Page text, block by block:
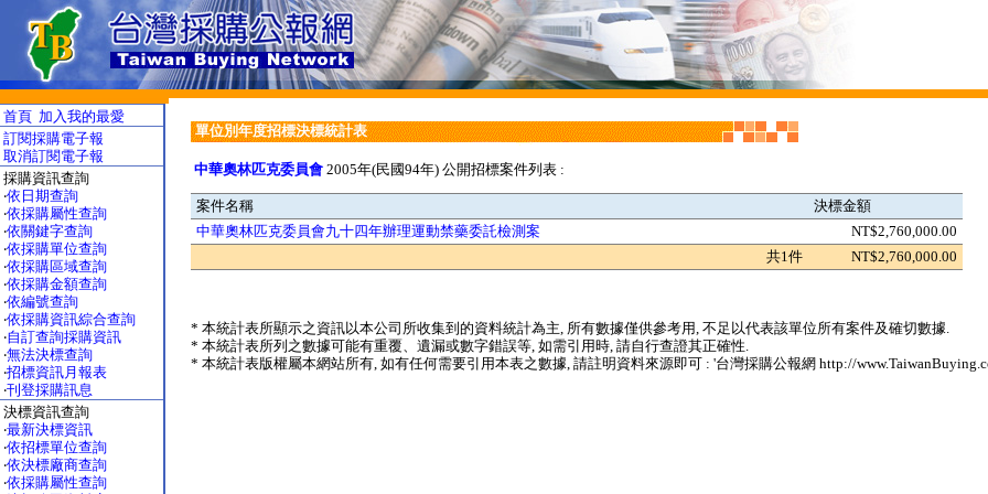
首頁 加入我的最愛
訂閱採購電子報
取消訂閱電子報
採購資訊查詢
‧依日期查詢
‧依採購屬性查詢
‧依關鍵字查詢
‧依採購單位查詢
‧依採購區域查詢
‧依採購金額查詢
‧依編號查詢
‧依採購資訊綜合查詢
‧自訂查詢採購資訊
‧無法決標查詢
‧招標資訊月報表
‧刊登採購訊息
決標資訊查詢
‧最新決標資訊
‧依招標單位查詢
‧依決標廠商查詢
‧依採購屬性查詢
單位別年度招標決標統計表
中華奧林匹克委員會 2005年(民國94年) 公開招標案件列表 :
案件名稱
決標金額
中華奧林匹克委員會九十四年辦理運動禁藥委託檢測案
NT$2,760,000.00
共1件
NT$2,760,000.00
* 本統計表所顯示之資訊以本公司所收集到的資料統計為主, 所有數據僅供參考用, 不足以代表該單位所有案件及確切數據.
* 本統計表所列之數據可能有重覆、遺漏或數字錯誤等, 如需引用時, 請自行查證其正確性.
* 本統計表版權屬本網站所有, 如有任何需要引用本表之數據, 請註明資料來源即可 : '台灣採購公報網 http://